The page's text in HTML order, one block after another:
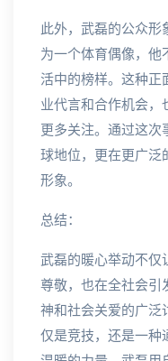
此外，武磊的公众
为一个体育偶像，他
活中的榜样。这种正
业代言和合作机会，
更多关注。通过这次
球地位，更在更广泛
形象。
总结：
武磊的暖心举动不仅
尊敬，也在全社会引
神和社会关爱的广泛
仅是竞技，还是一种